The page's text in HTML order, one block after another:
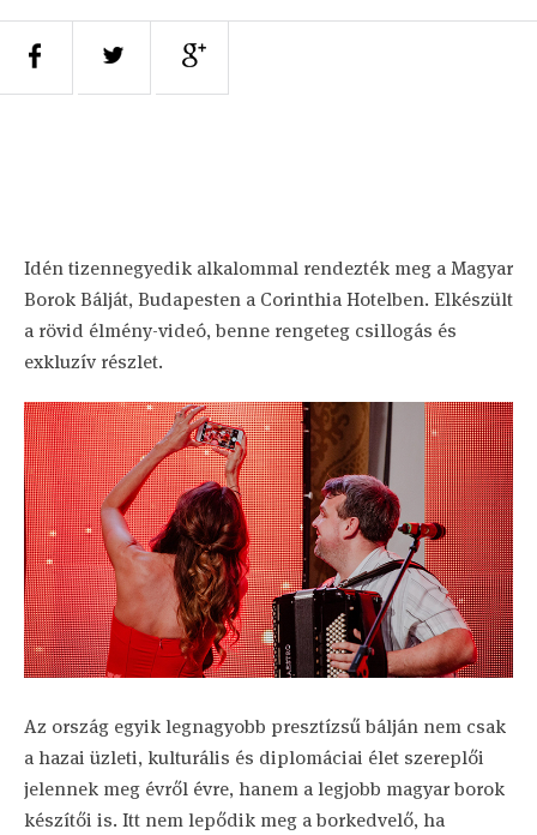
Idén tizennegyedik alkalommal rendezték meg a Magyar
Borok Bálját, Budapesten a Corinthia Hotelben. Elkészült
a rövid élmény-videó, benne rengeteg csillogás és
exkluzív részlet.
Az ország egyik legnagyobb presztízsű bálján nem csak
a hazai üzleti, kulturális és diplomáciai élet szereplői
jelennek meg évről évre, hanem a legjobb magyar borok
készítői is. Itt nem lepődik meg a borkedvelő, ha